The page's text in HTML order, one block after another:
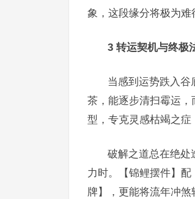
象，这段缘分将极为难
3 转运契机与终极
当感到运势跌入谷
茶，能逐步清扫霉运，
型，专克灵感枯竭之症
破解之道总在绝
力时。【锦鲤摆件】
牌】，更能将流年冲煞